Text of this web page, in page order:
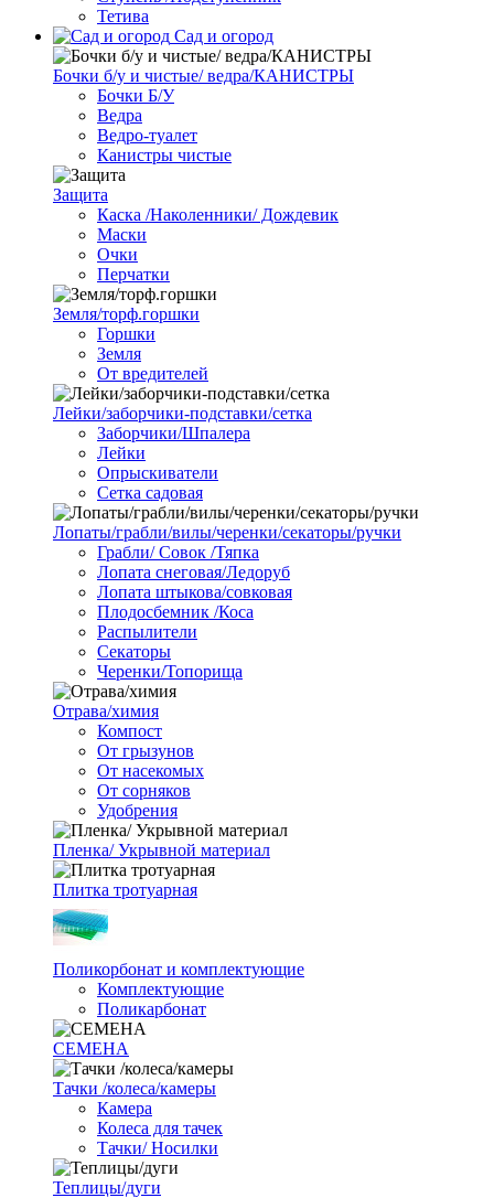
Тетива
Сад и огород
Бочки б/у и чистые/ ведра/КАНИСТРЫ
Бочки Б/У
Ведра
Ведро-туалет
Канистры чистые
Защита
Каска /Наколенники/ Дождевик
Маски
Очки
Перчатки
Земля/торф.горшки
Горшки
Земля
От вредителей
Лейки/заборчики-подставки/сетка
Заборчики/Шпалера
Лейки
Опрыскиватели
Сетка садовая
Лопаты/грабли/вилы/черенки/секаторы/ручки
Грабли/ Совок /Тяпка
Лопата снеговая/Ледоруб
Лопата штыкова/совковая
Плодосбемник /Коса
Распылители
Секаторы
Черенки/Топорища
Отрава/химия
Компост
От грызунов
От насекомых
От сорняков
Удобрения
Пленка/ Укрывной материал
Плитка тротуарная
Поликорбонат и комплектующие
Комплектующие
Поликарбонат
СЕМЕНА
Тачки /колеса/камеры
Камера
Колеса для тачек
Тачки/ Носилки
Теплицы/дуги